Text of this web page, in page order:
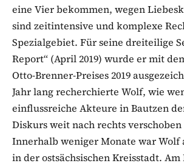
eine Vier bekommen, wegen
sind zeitintensive und komplexe
Spezialgebiet. Für seine dreiteilige
Report“ (April 2019) wurde er mit
Otto-Brenner-Preises 2019
Jahr lang recherchierte Wolf, wie
einflussreiche Akteure in Bautzen
Diskurs weit nach rechts verschoben
Innerhalb weniger Monate war Wolf
in der ostsächsischen Kreisstadt. Am